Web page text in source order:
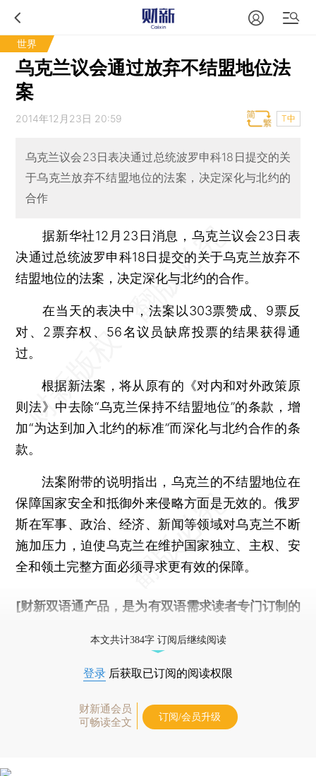
世界
乌克兰议会通过放弃不结盟地位法
案
2014年12月23日 20:59 T中
乌克兰议会23日表决通过总统波罗申科18日提交的关
于乌克兰放弃不结盟地位的法案，决定深化与北约的
合作
据新华社12月23日消息，乌克兰议会23日表
决通过总统波罗申科18日提交的关于乌克兰放弃不
结盟地位的法案，决定深化与北约的合作。
在当天的表决中，法案以303票赞成、9票反
对、2票弃权、56名议员缺席投票的结果获得通
过。
根据新法案，将从原有的《对内和对外政策原
则法》中去除“乌克兰保持不结盟地位”的条款，增
加“为达到加入北约的标准”而深化与北约合作的条
款。
法案附带的说明指出，乌克兰的不结盟地位在
保障国家安全和抵御外来侵略方面是无效的。俄罗
斯在军事、政治、经济、新闻等领域对乌克兰不断
施加压力，迫使乌克兰在维护国家独立、主权、安
全和领土完整方面必须寻求更有效的保障。
[财新双语通产品，是为有双语需求读者专门订制的
本文共计384字 订阅后继续阅读
登录 后获取已订阅的阅读权限
财新通会员
可畅读全文
订阅/会员升级